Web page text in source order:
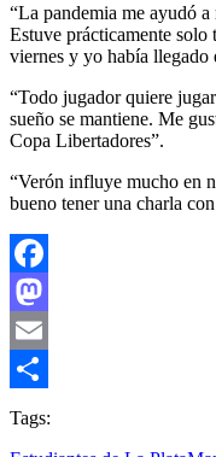
“La pandemia me ayudó
Estuve prácticamente solo
viernes y yo había llegado
“Todo jugador quiere
sueño se mantiene. Me
Copa Libertadores”.
“Verón influye mucho en
bueno tener una charla
Facebook
Mastodon
Email
Compartir
Tags: